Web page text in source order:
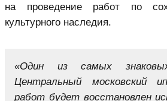
на проведение работ по
культурного наследия.
«Один из самых
Центральный московский
работ будет восстановлен